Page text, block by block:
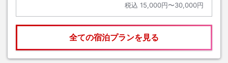
税込 15,000円〜30,000円
全ての宿泊プランを見る